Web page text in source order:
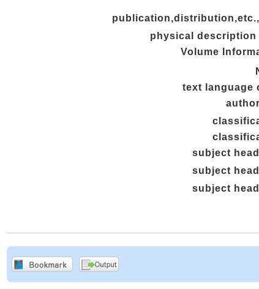
physical description
Volume
text language
subject
subject
subject